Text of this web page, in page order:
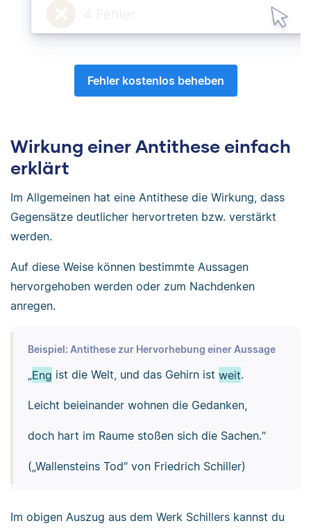
Fehler kostenlos beheben
Wirkung einer Antithese einfach
erklärt
Im Allgemeinen hat eine Antithese die Wirkung, dass
Gegensätze deutlicher hervortreten bzw. verstärkt
werden.
Auf diese Weise können bestimmte Aussagen
hervorgehoben werden oder zum Nachdenken
anregen.
Beispiel: Antithese zur Hervorhebung einer Aussage
„Eng ist die Welt, und das Gehirn ist weit.
Leicht beieinander wohnen die Gedanken,
doch hart im Raume stoßen sich die Sachen.“
(„Wallensteins Tod“ von Friedrich Schiller)
Im obigen Auszug aus dem Werk Schillers kannst du